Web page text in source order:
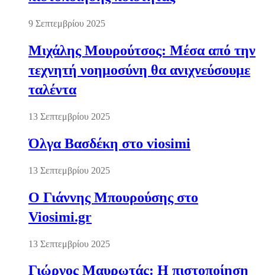
9 Σεπτεμβρίου 2025
Μιχάλης Μουρούτσος: Μέσα από την
τεχνητή νοημοσύνη θα ανιχνεύσουμε
ταλέντα
13 Σεπτεμβρίου 2025
Όλγα Βασδέκη στο viosimi
13 Σεπτεμβρίου 2025
Ο Γιάννης Μπουρούσης στο
Viosimi.gr
13 Σεπτεμβρίου 2025
Γιώργος Μαυρωτάς: Η πιστοποίηση